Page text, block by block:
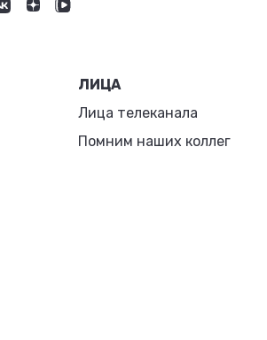
ЛИЦА
Лица телеканала
Помним наших коллег